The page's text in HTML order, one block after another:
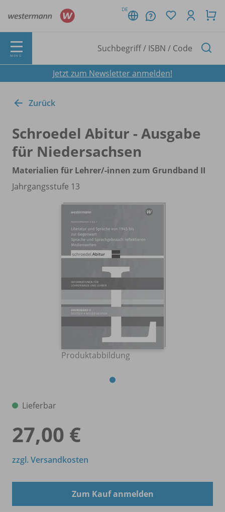
DE
MENÜ
Jetzt zum Newsletter anmelden!
Zurück
Schroedel Abitur - Ausgabe
für Niedersachsen
Materialien für Lehrer/-innen zum Grundband II
Jahrgangsstufe 13
Produktabbildung
Lieferbar
27,00 €
zzgl. Versandkosten
Zum Kauf anmelden